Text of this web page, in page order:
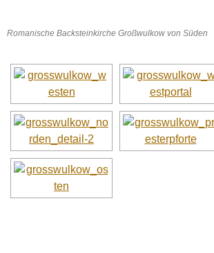
Romanische Backsteinkirche Großwulkow von Süden